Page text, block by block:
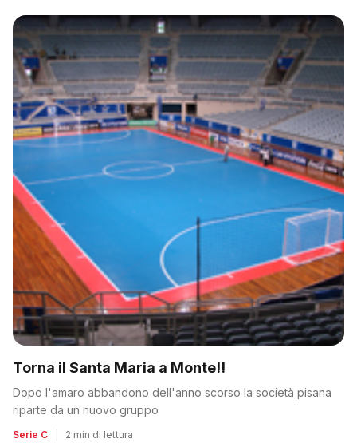
Torna il Santa Maria a Monte!!
Dopo l'amaro abbandono dell'anno scorso la società pisana
riparte da un nuovo gruppo
Serie C 2 min di lettura